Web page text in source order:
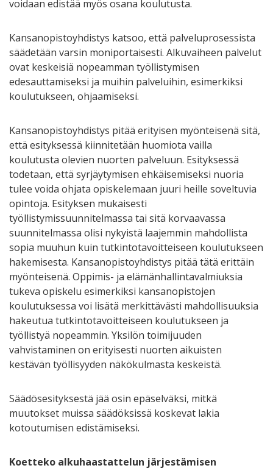
voidaan edistää myös osana koulutusta.
Kansanopistoyhdistys katsoo, että palveluprosessista
säädetään varsin moniportaisesti. Alkuvaiheen palvelut
ovat keskeisiä nopeamman työllistymisen
edesauttamiseksi ja muihin palveluihin, esimerkiksi
koulutukseen, ohjaamiseksi.
Kansanopistoyhdistys pitää erityisen myönteisenä sitä,
että esityksessä kiinnitetään huomiota vailla
koulutusta olevien nuorten palveluun. Esityksessä
todetaan, että syrjäytymisen ehkäisemiseksi nuoria
tulee voida ohjata opiskelemaan juuri heille soveltuvia
opintoja. Esityksen mukaisesti
työllistymissuunnitelmassa tai sitä korvaavassa
suunnitelmassa olisi nykyistä laajemmin mahdollista
sopia muuhun kuin tutkintotavoitteiseen koulutukseen
hakemisesta. Kansanopistoyhdistys pitää tätä erittäin
myönteisenä. Oppimis- ja elämänhallintavalmiuksia
tukeva opiskelu esimerkiksi kansanopistojen
koulutuksessa voi lisätä merkittävästi mahdollisuuksia
hakeutua tutkintotavoitteiseen koulutukseen ja
työllistyä nopeammin. Yksilön toimijuuden
vahvistaminen on erityisesti nuorten aikuisten
kestävän työllisyyden näkökulmasta keskeistä.
Säädösesityksestä jää osin epäselväksi, mitkä
muutokset muissa säädöksissä koskevat lakia
kotoutumisen edistämiseksi.
Koetteko alkuhaastattelun järjestämisen